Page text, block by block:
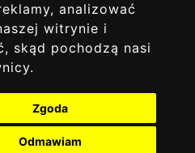
analizować
witrynie i
skąd pochodzą nasi
Zgoda
Odmawiam